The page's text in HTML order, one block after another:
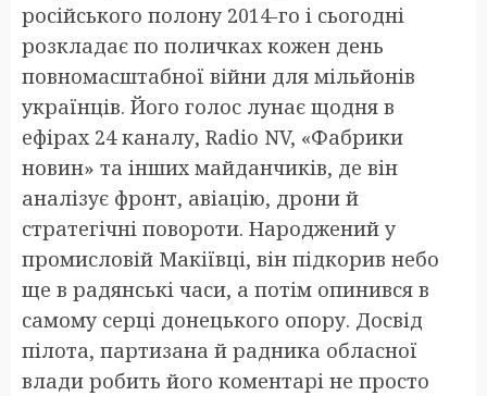
російського полону 2014-го і сьогодні
розкладає по поличках кожен день
повномасштабної війни для мільйонів
українців. Його голос лунає щодня в
ефірах 24 каналу, Radio NV, «Фабрики
новин» та інших майданчиків, де він
аналізує фронт, авіацію, дрони й
стратегічні повороти. Народжений у
промисловій Макіївці, він підкорив небо
ще в радянські часи, а потім опинився в
самому серці донецького опору. Досвід
пілота, партизана й радника обласної
влади робить його коментарі не просто